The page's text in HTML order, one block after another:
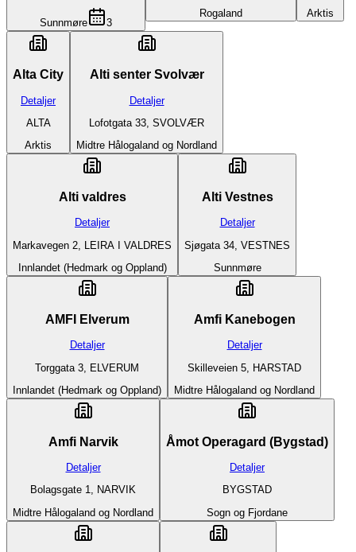
Sunnmøre 3
Rogaland
Arktis
Alta City
Detaljer
ALTA
Arktis
Alti senter Svolvær
Detaljer
Lofotgata 33, SVOLVÆR
Midtre Hålogaland og Nordland
Alti valdres
Detaljer
Markavegen 2, LEIRA I VALDRES
Innlandet (Hedmark og Oppland)
Alti Vestnes
Detaljer
Sjøgata 34, VESTNES
Sunnmøre
AMFI Elverum
Detaljer
Torggata 3, ELVERUM
Innlandet (Hedmark og Oppland)
Amfi Kanebogen
Detaljer
Skilleveien 5, HARSTAD
Midtre Hålogaland og Nordland
Amfi Narvik
Detaljer
Bolagsgate 1, NARVIK
Midtre Hålogaland og Nordland
Åmot Operagard (Bygstad)
Detaljer
BYGSTAD
Sogn og Fjordane